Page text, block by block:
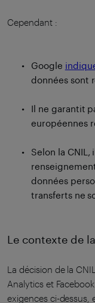
Cependant :
Google
données sont
Il ne garantit
européennes
Selon la
données
transferts ne
Le contexte de
La décision de la
Analytics et
exigences ci-dessus,